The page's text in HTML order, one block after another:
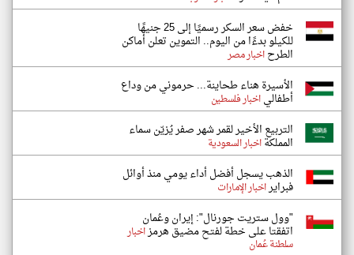
خفض سعر السكر رسميًا إلى 25 جنيهًا
للكيلو بدءًا من اليوم.. التموين تعلن أماكن
الطرحاخبار مصر
الأسيرة هناء طحاينة... حرموني من وداع
أطفالياخبار فلسطين
التربيع الأخير لقمر شهر صفر يُزيّن سماء
المملكةاخبار السعودية
الذهب يسجل أفضل أداء يومي منذ أوائل
فبرايراخبار الإمارات
"وول ستريت جورنال": إيران وعُمان
اتفقتا على خطة لفتح مضيق هرمزاخبار
سلطنة عُمان